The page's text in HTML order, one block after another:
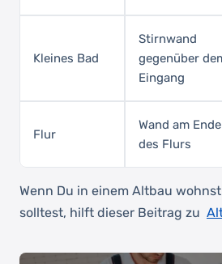
Kleines Bad
Stirnwand
gegenüber
Eingang
Flur
Wand am Ende
des Flurs
Wenn Du in einem Altbau
solltest, hilft dieser Beitrag zu